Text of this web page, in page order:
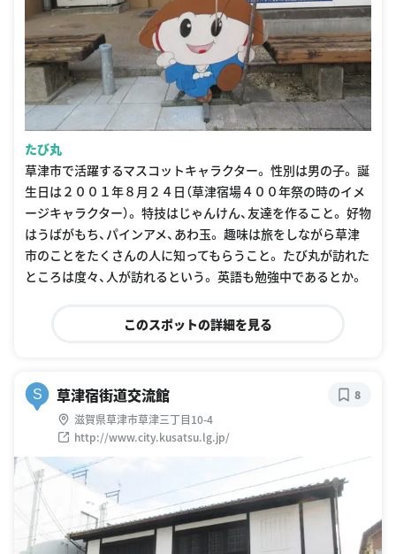
たび丸
草津市で活躍するマスコットキャラクター。 性別は男の子。 誕
生日は２００１年８月２４日（草津宿場４００年祭の時のイメ
ージキャラクター）。 特技はじゃんけん、友達を作ること。 好物
はうばがもち、パインアメ、あわ玉。 趣味は旅をしながら草津
市のことをたくさんの人に知ってもらうこと。 たび丸が訪れた
ところは度々、人が訪れるという。 英語も勉強中であるとか。
このスポットの詳細を見る
S 草津宿街道交流館
滋賀県草津市草津三丁目10-4
http://www.city.kusatsu.lg.jp/
8